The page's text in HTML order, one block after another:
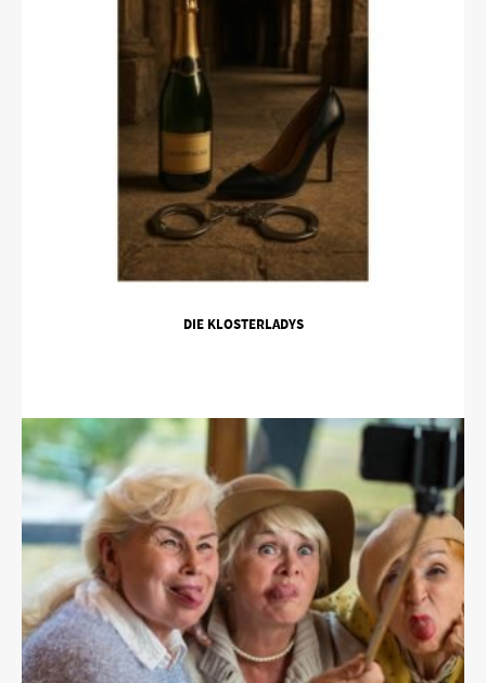
DIE KLOSTERLADYS